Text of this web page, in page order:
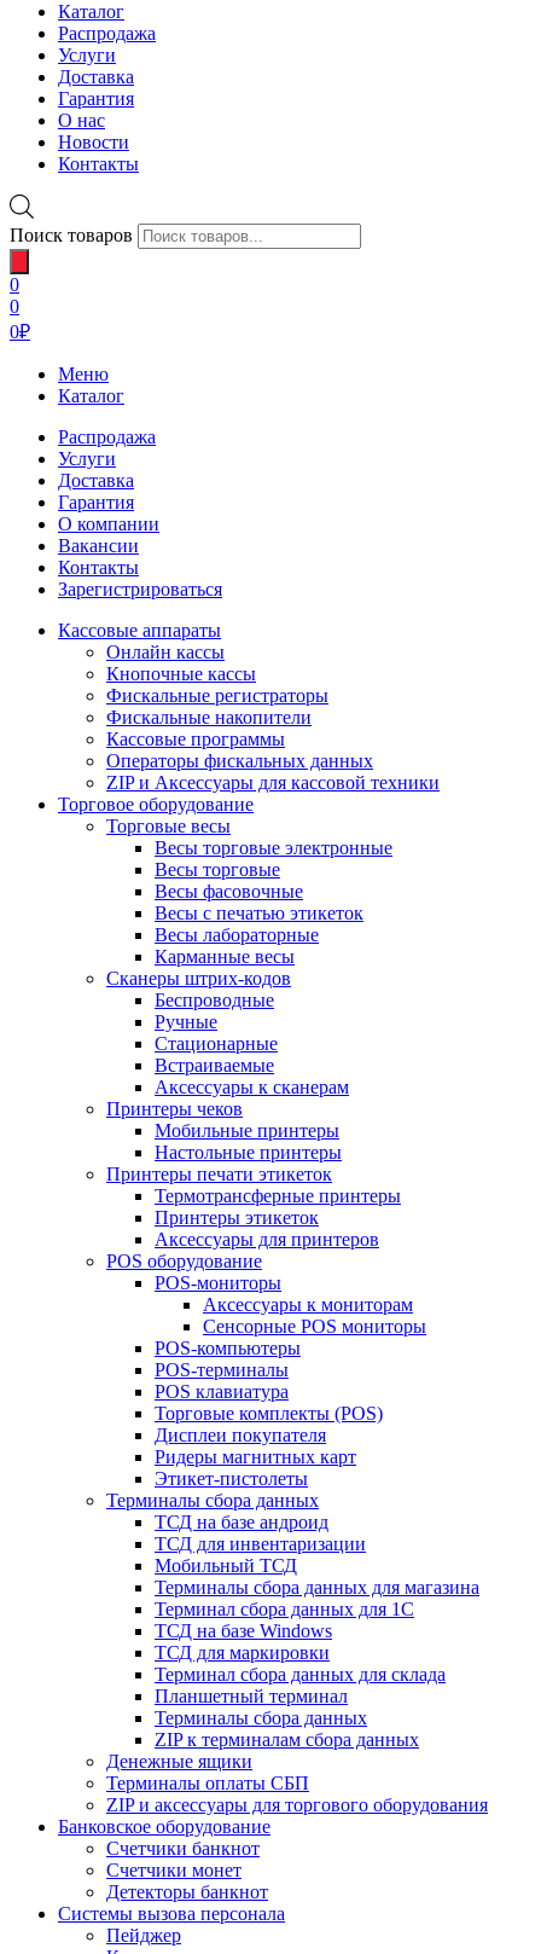
Каталог
Распродажа
Услуги
Доставка
Гарантия
О нас
Новости
Контакты
Поиск товаров
0
0
0₽
Меню
Каталог
Распродажа
Услуги
Доставка
Гарантия
О компании
Вакансии
Контакты
Зарегистрироваться
Кассовые аппараты
Онлайн кассы
Кнопочные кассы
Фискальные регистраторы
Фискальные накопители
Кассовые программы
Операторы фискальных данных
ZIP и Аксессуары для кассовой техники
Торговое оборудование
Торговые весы
Весы торговые электронные
Весы торговые
Весы фасовочные
Весы с печатью этикеток
Весы лабораторные
Карманные весы
Сканеры штрих-кодов
Беспроводные
Ручные
Стационарные
Встраиваемые
Аксессуары к сканерам
Принтеры чеков
Мобильные принтеры
Настольные принтеры
Принтеры печати этикеток
Термотрансферные принтеры
Принтеры этикеток
Аксессуары для принтеров
POS оборудование
POS-мониторы
Аксессуары к мониторам
Сенсорные POS мониторы
POS-компьютеры
POS-терминалы
POS клавиатура
Торговые комплекты (POS)
Дисплеи покупателя
Ридеры магнитных карт
Этикет-пистолеты
Терминалы сбора данных
ТСД на базе андроид
ТСД для инвентаризации
Мобильный ТСД
Терминалы сбора данных для магазина
Терминал сбора данных для 1C
ТСД на базе Windows
ТСД для маркировки
Терминал сбора данных для склада
Планшетный терминал
Терминалы сбора данных
ZIP к терминалам сбора данных
Денежные ящики
Терминалы оплаты СБП
ZIP и аксессуары для торгового оборудования
Банковское оборудование
Счетчики банкнот
Счетчики монет
Детекторы банкнот
Системы вызова персонала
Пейджер